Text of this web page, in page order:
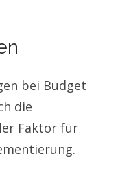
bei Budget
die
Faktor für